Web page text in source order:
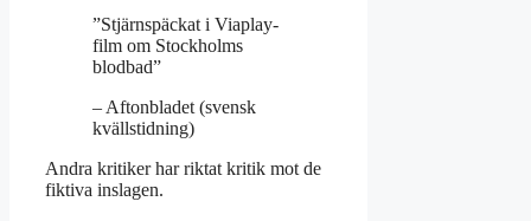
”Stjärnspäckat i Viaplay-
film om Stockholms
blodbad”
– Aftonbladet (svensk
kvällstidning)
Andra kritiker har riktat kritik mot de
fiktiva inslagen.